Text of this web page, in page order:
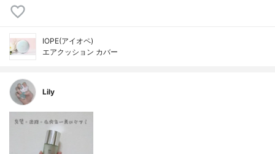
IOPE(アイオペ)
エアクッション カバー
Lily